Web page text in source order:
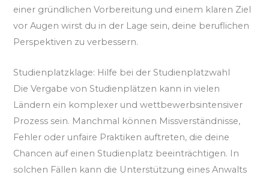
einer gründlichen Vorbereitung und einem klaren Ziel
vor Augen wirst du in der Lage sein, deine beruflichen
Perspektiven zu verbessern.
Studienplatzklage: Hilfe bei der Studienplatzwahl
Die Vergabe von Studienplätzen kann in vielen
Ländern ein komplexer und wettbewerbsintensiver
Prozess sein. Manchmal können Missverständnisse,
Fehler oder unfaire Praktiken auftreten, die deine
Chancen auf einen Studienplatz beeinträchtigen. In
solchen Fällen kann die Unterstützung eines Anwalts